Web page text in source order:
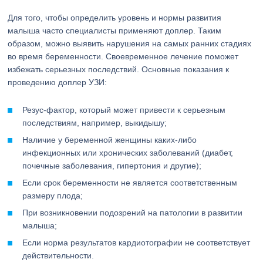
Для того, чтобы определить уровень и нормы развития
малыша часто специалисты применяют доплер. Таким
образом, можно выявить нарушения на самых ранних стадиях
во время беременности. Своевременное лечение поможет
избежать серьезных последствий. Основные показания к
проведению доплер УЗИ:
Резус-фактор, который может привести к серьезным
последствиям, например, выкидышу;
Наличие у беременной женщины каких-либо
инфекционных или хронических заболеваний (диабет,
почечные заболевания, гипертония и другие);
Если срок беременности не является соответственным
размеру плода;
При возникновении подозрений на патологии в развитии
малыша;
Если норма результатов кардиотографии не соответствует
действительности.